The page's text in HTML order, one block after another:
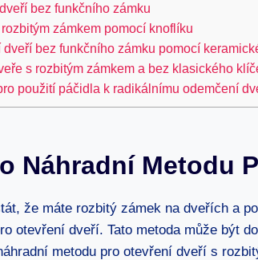
bez funkčního zámku
zámkem pomocí knoflíku
bez funkčního zámku pomocí
s rozbitým zámkem a bez klasického
použití páčidla k radikálnímu odemčení
Náhradní Metodu
že máte rozbitý zámek na dveřích a
otevření dveří. Tato metoda může být
metodu pro otevření dveří s